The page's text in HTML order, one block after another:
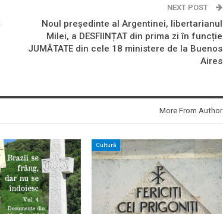
NEXT POST
Noul președinte al Argentinei, libertarianul
Milei, a DESFIINȚAT din prima zi în funcție
JUMĂTATE din cele 18 ministere de la Buenos
Aires
More From Author
Cultură